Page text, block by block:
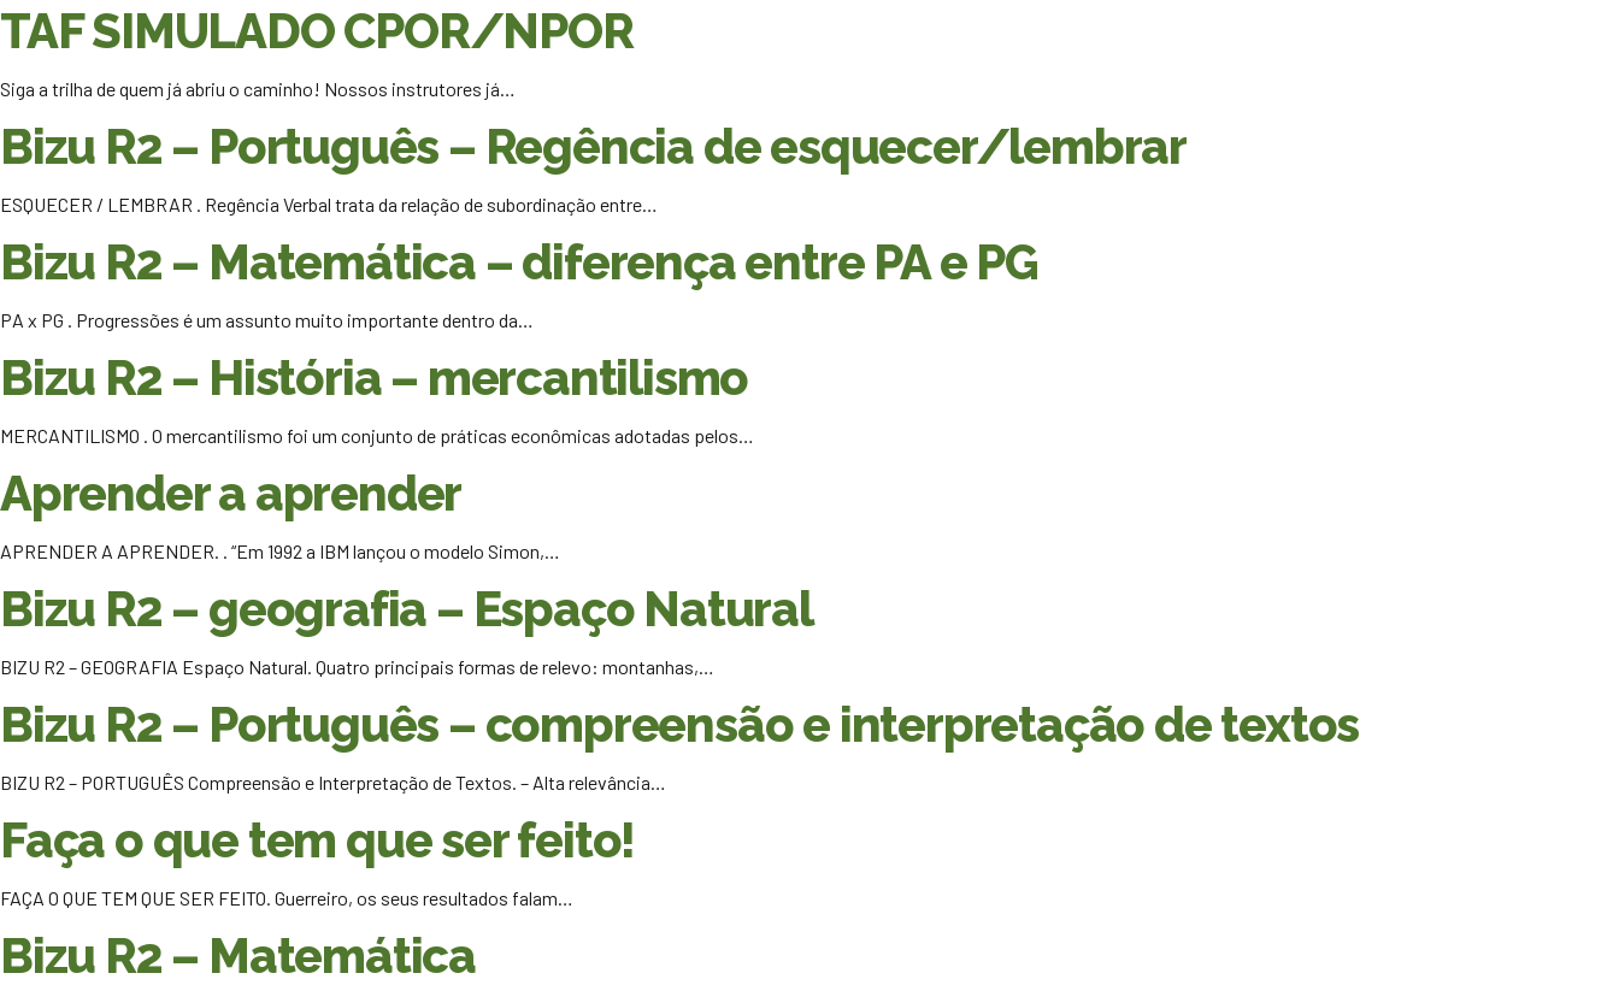
TAF SIMULADO CPOR/NPOR
Siga a trilha de quem já abriu o caminho! Nossos instrutores já…
Bizu R2 – Português – Regência de esquecer/lembrar
ESQUECER / LEMBRAR . Regência Verbal trata da relação de subordinação entre…
Bizu R2 – Matemática – diferença entre PA e PG
PA x PG . Progressões é um assunto muito importante dentro da…
Bizu R2 – História – mercantilismo
MERCANTILISMO . O mercantilismo foi um conjunto de práticas econômicas adotadas pelos…
Aprender a aprender
APRENDER A APRENDER. . “Em 1992 a IBM lançou o modelo Simon,…
Bizu R2 – geografia – Espaço Natural
BIZU R2 – GEOGRAFIA Espaço Natural. Quatro principais formas de relevo: montanhas,…
Bizu R2 – Português – compreensão e interpretação de textos
BIZU R2 – PORTUGUÊS Compreensão e Interpretação de Textos. – Alta relevância…
Faça o que tem que ser feito!
FAÇA O QUE TEM QUE SER FEITO. Guerreiro, os seus resultados falam…
Bizu R2 – Matemática